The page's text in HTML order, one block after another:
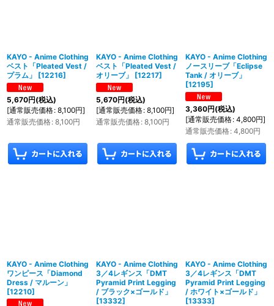
KAYO - Anime Clothing
ベスト「Pleated Vest /
プラム」
[12216]
5,670円(税込)
[通常販売価格: 8,100円]
通常販売価格: 8,100円
KAYO - Anime Clothing
ベスト「Pleated Vest /
オリーブ」
[12217]
5,670円(税込)
[通常販売価格: 8,100円]
通常販売価格: 8,100円
KAYO - Anime Clothing
ノースリーブ「Eclipse
Tank / オリーブ」
[12195]
3,360円(税込)
[通常販売価格: 4,800円]
通常販売価格: 4,800円
KAYO - Anime Clothing
ワンピース「Diamond
Dress / マルーン」
[12210]
KAYO - Anime Clothing
3／4レギンス「DMT
Pyramid Print Legging
/ ブラック×ゴールド」
[13332]
KAYO - Anime Clothing
3／4レギンス「DMT
Pyramid Print Legging
/ ホワイト×ゴールド」
[13333]